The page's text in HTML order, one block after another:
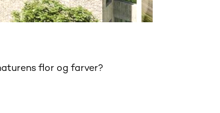
flor og farver?